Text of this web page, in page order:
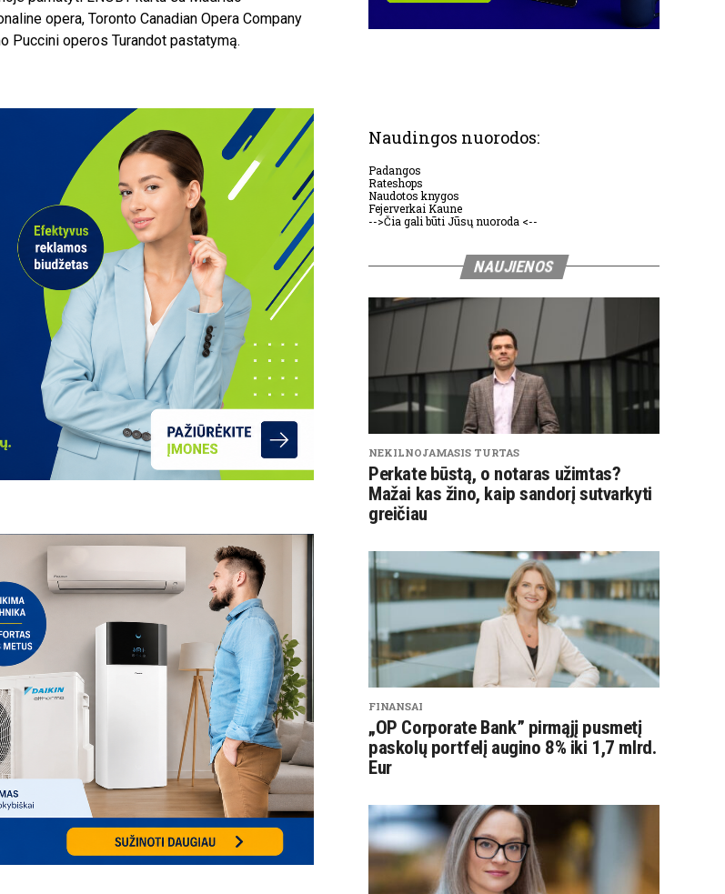
opera, Toronto Canadian Opera Company
Puccini operos Turandot pastatymą.
Naudingos nuorodos:
Padangos
Rateshops
Naudotos knygos
Fejerverkai Kaune
-->Čia gali būti Jūsų nuoroda <--
NAUJIENOS
NEKILNOJAMASIS TURTAS
Perkate būstą, o notaras užimtas?
Mažai kas žino, kaip sandorį sutvarkyti
greičiau
FINANSAI
„OP Corporate Bank” pirmąjį pusmetį
paskolų portfelį augino 8% iki 1,7 mlrd.
Eur